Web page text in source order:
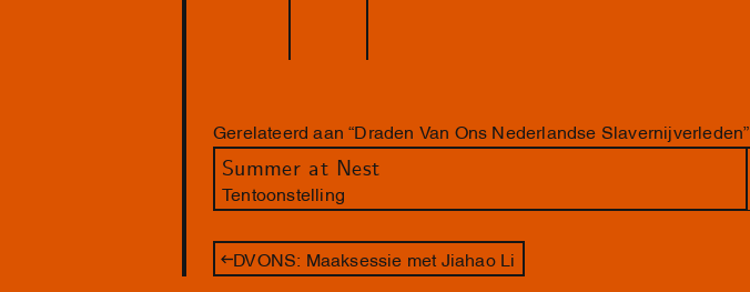
Gerelateerd aan “Draden Van Ons Nederlandse Slavernijverleden”
Summer at Nest
Tentoonstelling
DVONS: Maaksessie met Jiahao Li